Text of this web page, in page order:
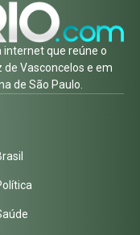
internet que reúne o
Vasconcelos e em
de São Paulo.